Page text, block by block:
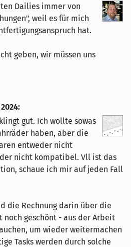
Dailies immer von
weil es für mich
hat.
geben, wir müssen uns
:
gut. Ich wollte sowas
haben, aber die
entweder nicht
nicht kompatibel. Vll ist das
schaue ich mir auf jeden Fall
die Rechnung darin über die
geschönt - aus der Arbeit
um wieder weitermachen
Tasks werden durch solche